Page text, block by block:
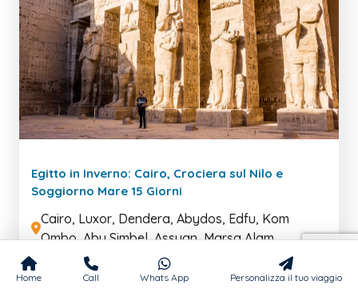
Egitto in Inverno: Cairo, Crociera sul Nilo e
Soggiorno Mare 15 Giorni
Cairo, Luxor, Dendera, Abydos, Edfu, Kom
Ombo, Abu Simbel, Assuan, Marsa Alam
15 Giorni / 14 Notti
Home Call Whats App Personalizza il tuo viaggio